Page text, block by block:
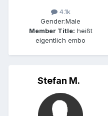
4.1k
Gender:Male
Member Title: heißt
eigentlich embo
Stefan M.